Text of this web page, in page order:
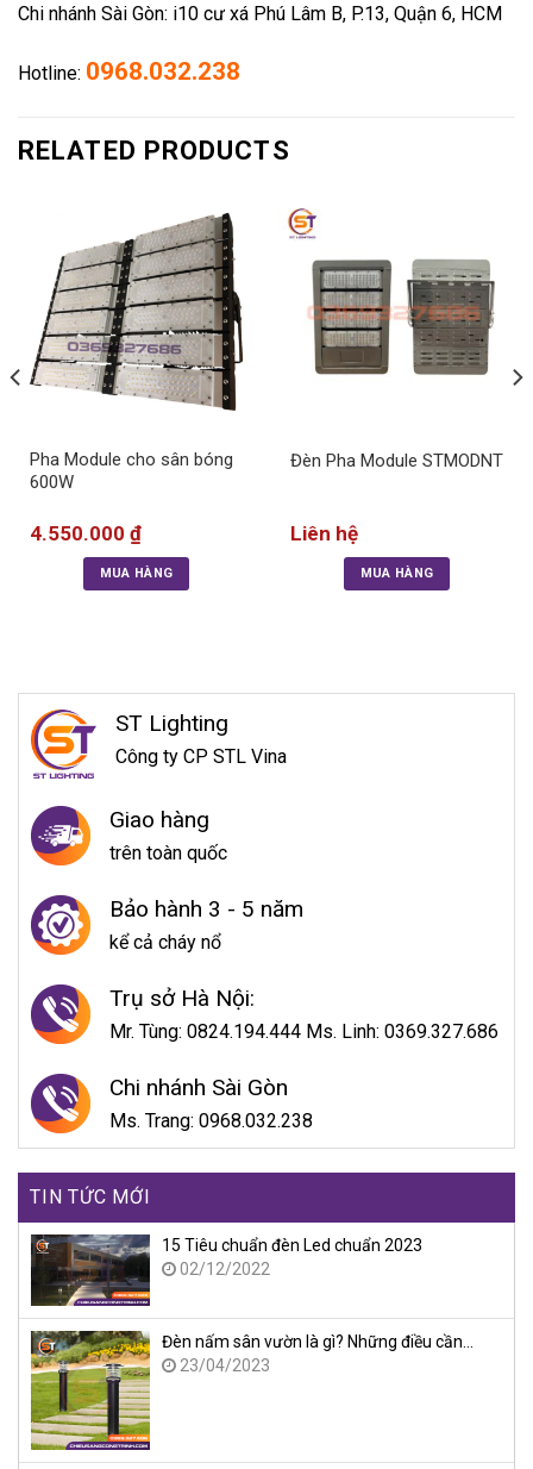
Chi nhánh Sài Gòn: i10 cư xá Phú Lâm B, P.13, Quận 6, HCM
Hotline: 0968.032.238
RELATED PRODUCTS
Pha Module cho sân bóng
600W
4.550.000 ₫
MUA HÀNG
Đèn Pha Module STMODNT
Liên hệ
MUA HÀNG
ST Lighting
Công ty CP STL Vina
Giao hàng
trên toàn quốc
Bảo hành 3 - 5 năm
kể cả cháy nổ
Trụ sở Hà Nội:
Mr. Tùng: 0824.194.444 Ms. Linh: 0369.327.686
Chi nhánh Sài Gòn
Ms. Trang: 0968.032.238
TIN TỨC MỚI
15 Tiêu chuẩn đèn Led chuẩn 2023
02/12/2022
Đèn nấm sân vườn là gì? Những điều cần…
23/04/2023